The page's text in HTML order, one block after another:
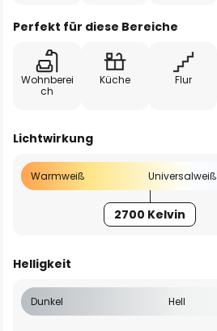
Perfekt für diese Bereiche
Wohnberei
ch
Küche Flur
Lichtwirkung
Warmweiß Universalweiß
2700 Kelvin
Helligkeit
Dunkel Hell